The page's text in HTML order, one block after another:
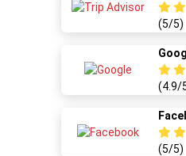
(5/5)
(4.9/
(5/5)